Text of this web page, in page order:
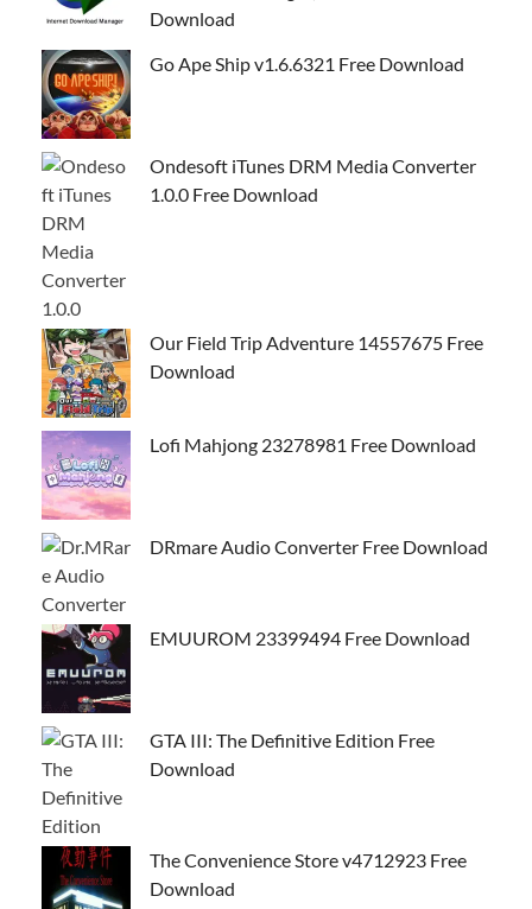
Download
Go Ape Ship v1.6.6321 Free Download
Ondesoft iTunes DRM Media Converter
1.0.0 Free Download
Our Field Trip Adventure 14557675 Free
Download
Lofi Mahjong 23278981 Free Download
DRmare Audio Converter Free Download
EMUUROM 23399494 Free Download
GTA III: The Definitive Edition Free
Download
The Convenience Store v4712923 Free
Download